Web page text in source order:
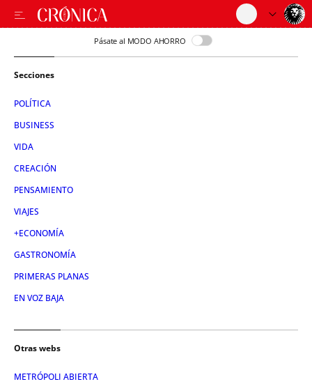
Pásate al MODO AHORRO
Secciones
POLÍTICA
BUSINESS
VIDA
CREACIÓN
PENSAMIENTO
VIAJES
+ECONOMÍA
GASTRONOMÍA
PRIMERAS PLANAS
EN VOZ BAJA
Otras webs
METRÓPOLI ABIERTA